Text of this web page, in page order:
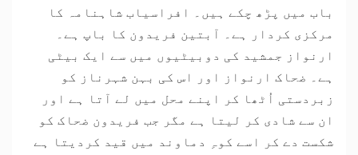
باب میں پڑھ چکے ہیں۔ افراسیاب شاہنامہ کا
مرکزی کردار ہے۔ آبتین فریدون کا باپ ہے۔
ارنواز جمشید کی دوبیٹیوں میں سے ایک بیٹی
ہے۔ ضحاک ارنواز اور اس کی بہن شہرناز کو
زبردستی اُٹھا کر اپنے محل میں لے آتا ہے اور
ان سے شادی کر لیتا ہے مگر جب فریدون ضحاک کو
شکست دے کر اسے کوہِ دماوند میں قید کردیتا ہے